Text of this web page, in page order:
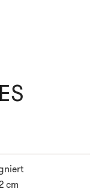
cm